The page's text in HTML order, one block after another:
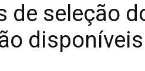
de seleção